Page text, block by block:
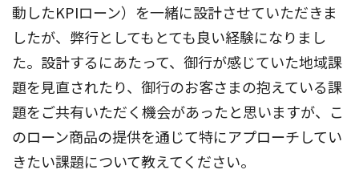
動したKPIローン）を一緒に設計させていただきま
したが、弊行としてもとても良い経験になりまし
た。設計するにあたって、御行が感じていた地域課
題を見直されたり、御行のお客さまの抱えている課
題をご共有いただく機会があったと思いますが、こ
のローン商品の提供を通じて特にアプローチしてい
きたい課題について教えてください。